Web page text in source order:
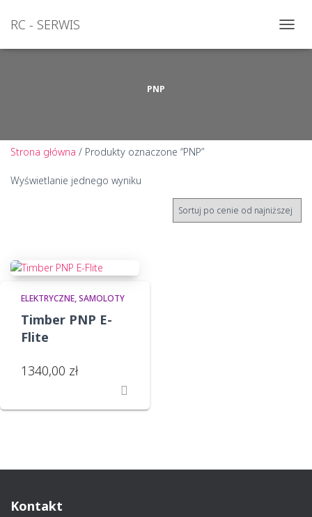
RC - SERWIS
PNP
Strona główna / Produkty oznaczone “PNP”
Wyświetlanie jednego wyniku
ELEKTRYCZNE SAMOLOTY
Timber PNP E-
Flite
1340,00 zł
Kontakt